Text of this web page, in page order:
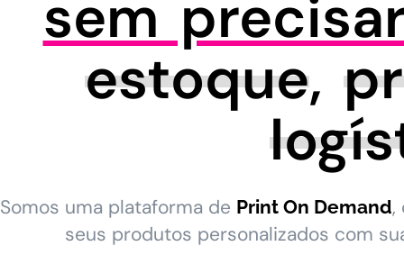
sem
estoque,
Somos uma plataforma de Print On Demand,
seus produtos personalizados com